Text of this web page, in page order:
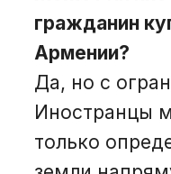
гражданин
Армении?
Да, но с
Иностранцы
только